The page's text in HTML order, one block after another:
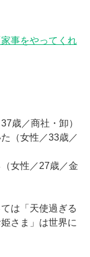
事をやってくれ
歳／商社・卸）
（女性／33歳／
女性／27歳／金
は「天使過ぎる
さま」は世界に